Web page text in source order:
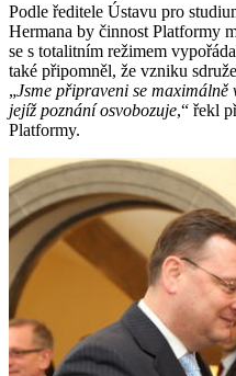
Podle ředitele Ústavu pro
Hermana by činnost Platformy
se s totalitním režimem
také připomněl, že vzniku
„Jsme připraveni se maximálně
jejíž poznání osvobozuje,“ řekl
Platformy.